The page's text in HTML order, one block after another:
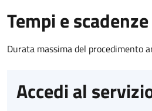
Tempi e scadenze
Durata massima del procedimento
Accedi al